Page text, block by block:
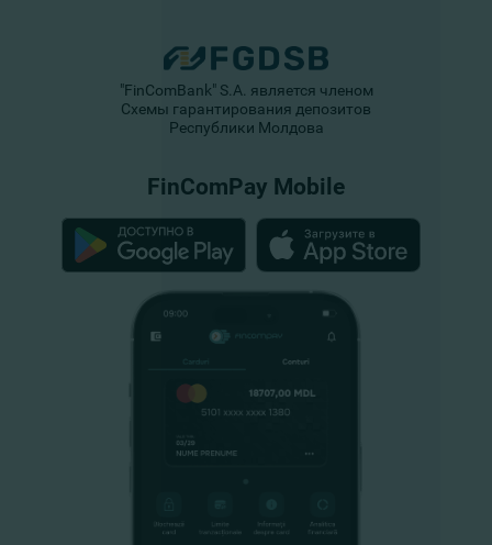
"FinComBank" S.A. является членом
Схемы гарантирования депозитов
Республики Молдова
FinComPay Mobile